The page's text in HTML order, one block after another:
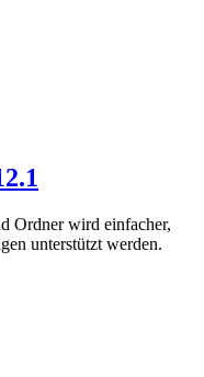
Ordner wird einfacher,
unterstützt werden.